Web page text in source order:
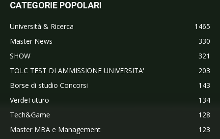
CATEGORIE POPOLARI
Università & Ricerca
1465
Master News
330
SHOW
321
TOLC TEST DI AMMISSIONE UNIVERSITA'
203
Borse di studio Concorsi
143
VerdeFuturo
134
Tech&Game
128
Master MBA e Management
123